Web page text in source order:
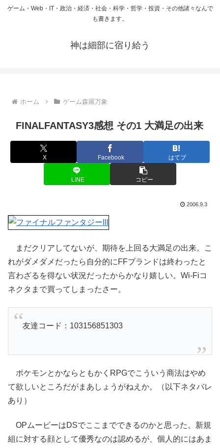
ゲーム・Web・IT・政治・経済・社会・科学・哲学・投資・その他諸々なんで
も書きます。
神は細部に宿り給う
ホーム ゲーム森羅万象
FINALFANTASY3感想 その1 大満足の出来
X Facebook はてブ
LINE コピー
2006.9.3
まだクリアしてないが、期待を上回る大満足の出来。こ
れがダメダメだったら自分的にFFブランドは終わったと
言わざるを得ない状況だったからかなり嬉しい。Wi-Fiコ
ネクタまで買ってしまったさー。
友達コード：103156851303
ポケモンとかならともかくRPGでこういう商法はやめ
て欲しいところだがまあしょうがねえか。（以下ネタバレ
あり）
OPムービーはDSでここまでできるのかと思った。新規
組に対する顔として優秀なのは認めるが、個人的にはあま